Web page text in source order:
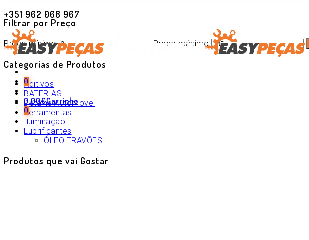
+351 962 068 967
0
0.00€Carrinho
0
Filtrar por Preço
Preço mínimo Preço máximo
Categorias de Produtos
Aditivos
BATERIAS
Detalhe Automovel
Ferramentas
Iluminação
Lubrificantes
ÓLEO TRAVÕES
Produtos que vai Gostar